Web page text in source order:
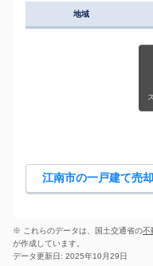
地域
江南市の一戸建て売
※ これらのデータは、国土交通省の不
が作成しています。
データ更新日: 2025年10月29日